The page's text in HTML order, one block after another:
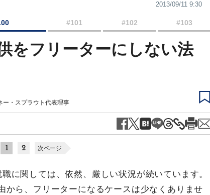
2013/09/11 9:30
#101 #102 #103
をフリーターにしない法
ー・スプラウト代表理事
1 2 次ページ
に関しては、依然、厳しい状況が続いています。
から、フリーターになるケースは少なくありませ